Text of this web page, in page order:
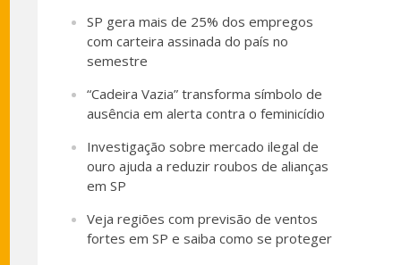
SP gera mais de 25% dos empregos
com carteira assinada do país no
semestre
“Cadeira Vazia” transforma símbolo de
ausência em alerta contra o feminicídio
Investigação sobre mercado ilegal de
ouro ajuda a reduzir roubos de alianças
em SP
Veja regiões com previsão de ventos
fortes em SP e saiba como se proteger